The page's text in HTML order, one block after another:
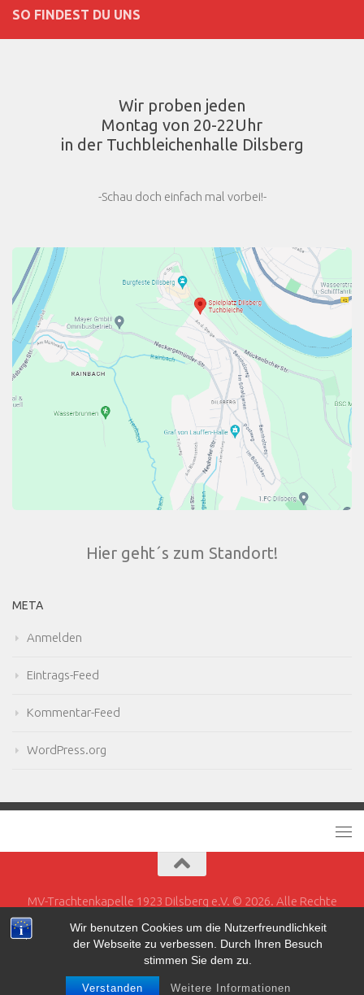
Wir benutzen Cookies um die Nutzerfreundlichkeit
der Webseite zu verbessen. Durch Ihren Besuch
stimmen Sie dem zu.
Verstanden Weitere Informationen
SO FINDEST DU UNS
Wir proben jeden
Montag von 20-22Uhr
in der Tuchbleichenhalle Dilsberg
-Schau doch einfach mal vorbei!-
Hier geht´s zum Standort!
META
Anmelden
Eintrags-Feed
Kommentar-Feed
WordPress.org
MV-Trachtenkapelle 1923 Dilsberg e.V. © 2026. Alle Rechte
Powered by - Entworfen mit demHueman-Theme